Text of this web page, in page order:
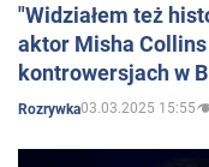
"Widziałem też
aktor Misha Collins
kontrowersjach w
Rozrywka03.03.2025 15:55